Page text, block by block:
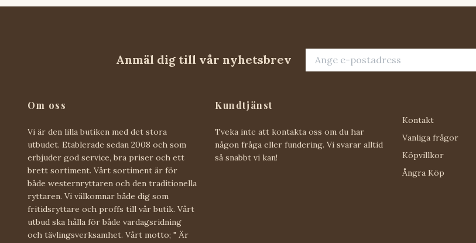
Anmäl dig till vår nyhetsbrev
Om oss
Vi är den lilla butiken med det stora
utbudet. Etablerade sedan 2008 och som
erbjuder god service, bra priser och ett
brett sortiment. Vårt sortiment är för
både westernryttaren och den traditionella
ryttaren. Vi välkomnar både dig som
fritidsryttare och proffs till vår butik. Vårt
utbud ska hålla för både vardagsridning
och tävlingsverksamhet. Vårt motto; " Är
Kundtjänst
Tveka inte att kontakta oss om du har
någon fråga eller fundering. Vi svarar alltid
så snabbt vi kan!
Kontakt
Vanliga frågor
Köpvillkor
Ångra Köp